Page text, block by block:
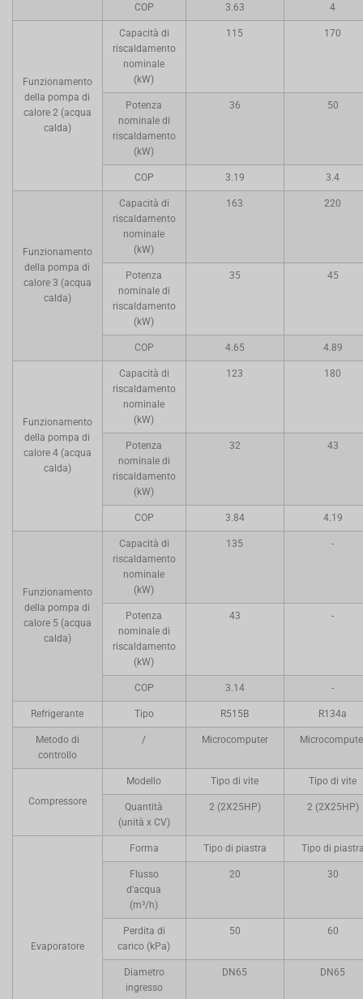
COP 3.63 4
Funzionamento
della pompa di
calore 2 (acqua
calda)
Capacità di
riscaldamento
nominale
(kW)
115 170
Potenza
nominale di
riscaldamento
(kW)
36 50
COP 3.19 3.4
Funzionamento
della pompa di
calore 3 (acqua
calda)
Capacità di
riscaldamento
nominale
(kW)
163 220
Potenza
nominale di
riscaldamento
(kW)
35 45
COP 4.65 4.89
Funzionamento
della pompa di
calore 4 (acqua
calda)
Capacità di
riscaldamento
nominale
(kW)
123 180
Potenza
nominale di
riscaldamento
(kW)
32 43
COP 3.84 4.19
Funzionamento
della pompa di
calore 5 (acqua
calda)
Capacità di
riscaldamento
nominale
(kW)
135 -
Potenza
nominale di
riscaldamento
(kW)
43 -
COP 3.14 -
Refrigerante Tipo R515B R134a
Metodo di
controllo
/ Microcomputer
Compressore
Modello Tipo di vite Tipo di vite
Quantità
(unità x CV)
2 (2X25HP) 2 (2X25HP)
Evaporatore
Forma Tipo di piastra Tipo di
Flusso
d'acqua
(m³/h)
20 30
Perdita di
carico (kPa)
50 60
Diametro
ingresso
DN65 DN65